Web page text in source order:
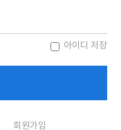
아이디 저장
회원가입